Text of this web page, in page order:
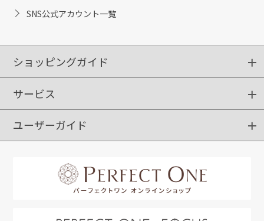
SNS公式アカウント一覧
ショッピングガイド
ショッピングガイド
ご注文方法
送料・配送
クーポンご利用方法
サービス
定期購入
ポイントサービス
お知らせメール
ユーザーガイド